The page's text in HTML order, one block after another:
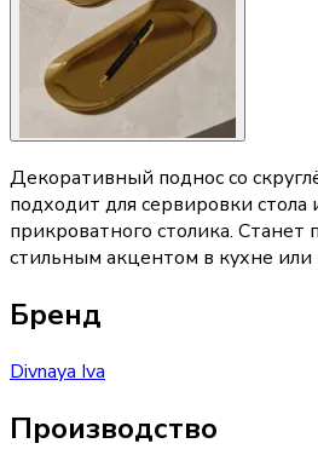
Декоративный поднос со
подходит для сервировки стола
прикроватного столика.
стильным акцентом в кухне или
Бренд
Divnaya Iva
Производство